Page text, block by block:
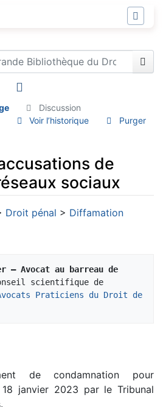
Discussion
Voir l’historique Purger
de
sociaux
Droit pénal > Diffamation
– Avocat au barreau de
scientifique de
Praticiens du Droit de
de condamnation pour
janvier 2023 par le Tribunal